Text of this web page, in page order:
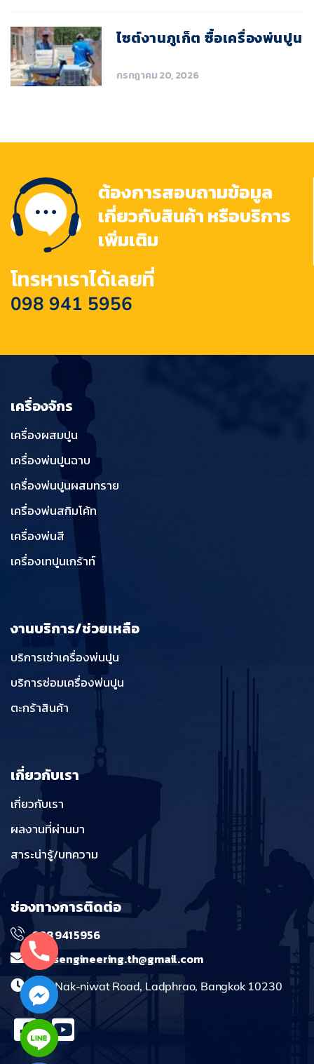
กรกฎาคม 20, 2026
ไซต์งานภูเก็ต ซื้อเครื่องพ่นปูน
ต้องการสอบถามข้อมูล
เกี่ยวกับสินค้า หรือบริการ
เพิ่มเติม
โทรหาเราได้เลยที่
098 941 5956
เครื่องจักร
เครื่องผสมปูน
เครื่องพ่นปูนฉาบ
เครื่องพ่นปูนผสมทราย
เครื่องพ่นสกิมโค้ท
เครื่องพ่นสี
เครื่องเทปูนเกร้าท์
งานบริการ/ช่วยเหลือ
บริการเช่าเครื่องพ่นปูน
บริการซ่อมเครื่องพ่นปูน
ตะกร้าสินค้า
เกี่ยวกับเรา
เกี่ยวกับเรา
ผลงานที่ผ่านมา
สาระน่ารู้/บทความ
ช่องทางการติดต่อ
098 941 5956
massengineering.th@gmail.com
241 Nak-niwat Road, Ladphrao, Bangkok 10230
Hide
chaty